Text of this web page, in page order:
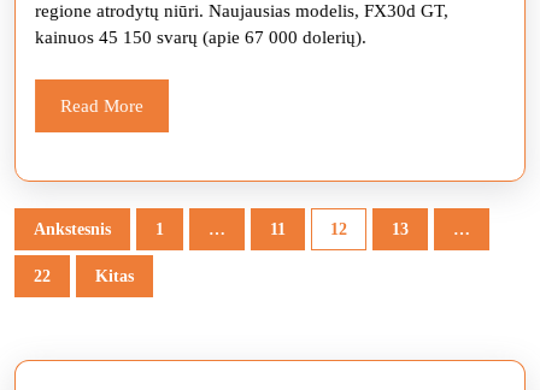
regione atrodytų niūri. Naujausias modelis, FX30d GT,
kainuos 45 150 svarų (apie 67 000 dolerių).
Read MoreRead
More
Įrašų
puslapiavimas
Ankstesnis 1 … 11 12 13 …
22 Kitas